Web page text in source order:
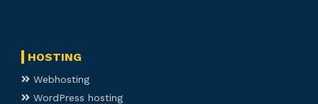
HOSTING
Webhosting
WordPress hosting